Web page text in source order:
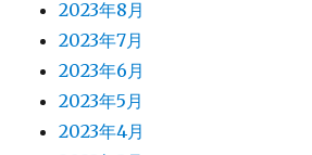
2023年8月
2023年7月
2023年6月
2023年5月
2023年4月